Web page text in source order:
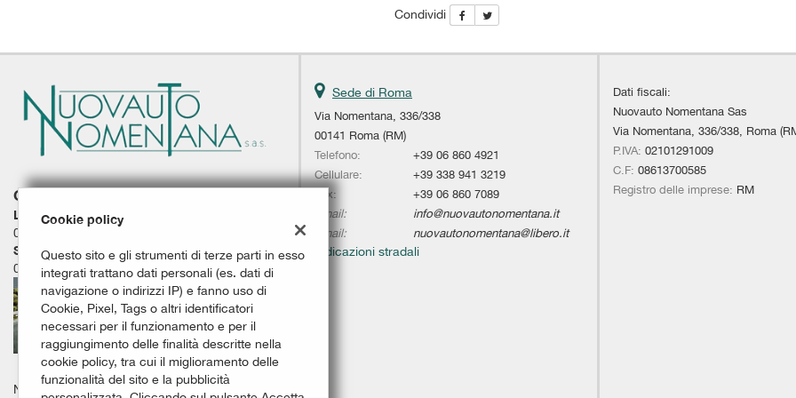
Condividi
ORARI
Lunedì - Venerdì
09.00 - 13.00 / 15:30 - 19:30
Sabato
09.00 - 13.00 / 15.30 18.00
Nuovautonomentana
Sede di Roma
Via Nomentana, 336/338
00141 Roma (RM)
Telefono:
+39 06 860 4921
Cellulare:
+39 338 941 3219
Fax:
+39 06 860 7089
Email:
info@nuovautonomentana.it
Email:
nuovautonomentana@libero.it
Indicazioni stradali
Dati fiscali:
Nuovauto Nomentana Sas
Via Nomentana, 336/338, Roma
P.IVA: 02101291009
C.F: 08613700585
Registro delle imprese: RM
Cookie policy
Questo sito e gli strumenti di terze parti in esso
integrati trattano dati personali (es. dati di
navigazione o indirizzi IP) e fanno uso di
Cookie, Pixel, Tags o altri identificatori
necessari per il funzionamento e per il
raggiungimento delle finalità descritte nella
cookie policy, tra cui il miglioramento delle
funzionalità del sito e la pubblicità
di
si
rimanda
alla
cookie
policy.
Puoi
momento.